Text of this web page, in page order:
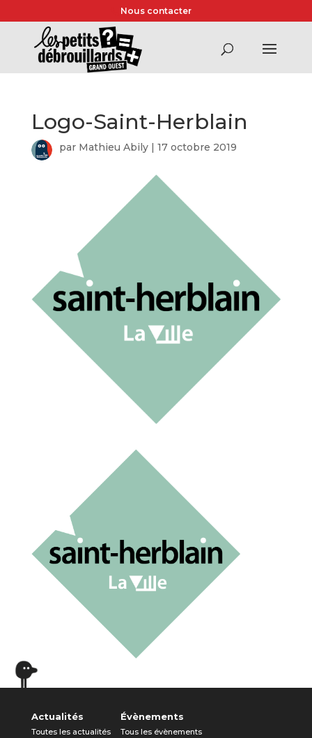
Nous contacter
Logo-Saint-Herblain
par Mathieu Abily| 17 octobre 2019
Actualités
Toutes les actualités
Évènements
Tous les évènements